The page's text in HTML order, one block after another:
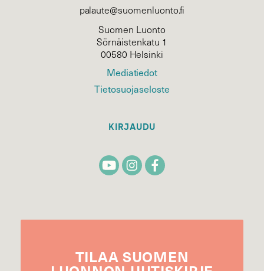
palaute@suomenluonto.fi
Suomen Luonto
Sörnäistenkatu 1
00580 Helsinki
Mediatiedot
Tietosuojaseloste
KIRJAUDU
TILAA SUOMEN